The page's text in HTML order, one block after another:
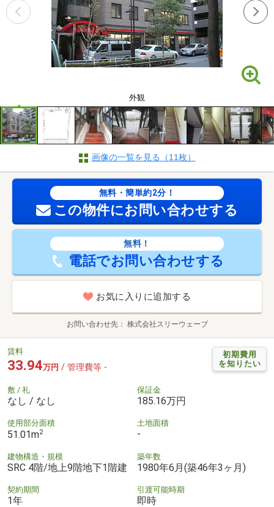
外観
画像の一覧を見る（11枚）
無料・簡単約2分！
この物件にお問い合わせする
無料！
電話でお問い合わせする
お気に入りに追加する
お問い合わせ先 株式会社スリーウェーブ
初期費用
を知りたい
賃料
33.94万円 / 管理費等 -
敷 / 礼
なし / なし
保証金
185.16万円
使用部分面積
51.01m2
土地面積
-
建物構造・規模
SRC 4階/地上9階地下1階建
築年数
1980年6月(築46年3ヶ月)
契約期間
1年
引渡可能時期
即時